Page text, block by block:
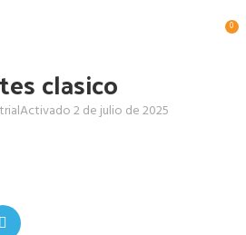
0
clasico
Activado 2 de julio de 2025